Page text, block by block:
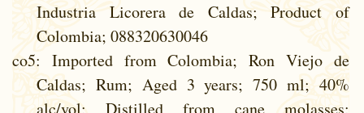
Industria Licorera de Caldas; Product of
Colombia; 088320630046
co5: Imported from Colombia; Ron Viejo de
Caldas; Rum; Aged 3 years; 750 ml; 40%